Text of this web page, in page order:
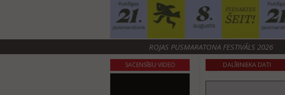
ROJAS PUSMARATONA FESTIVĀLS 2026
SACENSĪBU VIDEO DALĪBNIEKA DATI